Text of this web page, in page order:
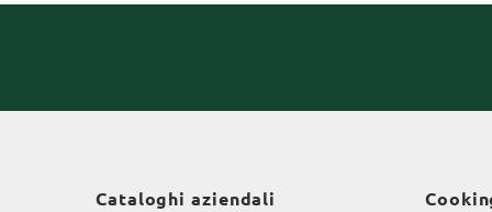
Cataloghi aziendali